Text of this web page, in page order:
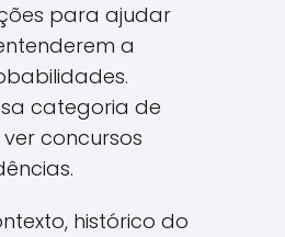
para ajudar
a
categoria de
concursos
histórico do